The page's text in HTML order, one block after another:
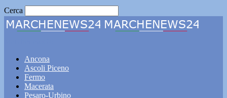
Cerca
Ancona
Ascoli Piceno
Fermo
Macerata
Pesaro-Urbino